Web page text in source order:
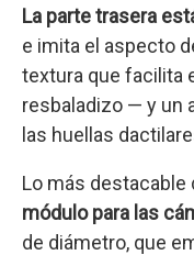
La parte trasera
e imita el aspecto
textura que facilita
resbaladizo — y un
las huellas
Lo más destacable
módulo para las
de diámetro, que